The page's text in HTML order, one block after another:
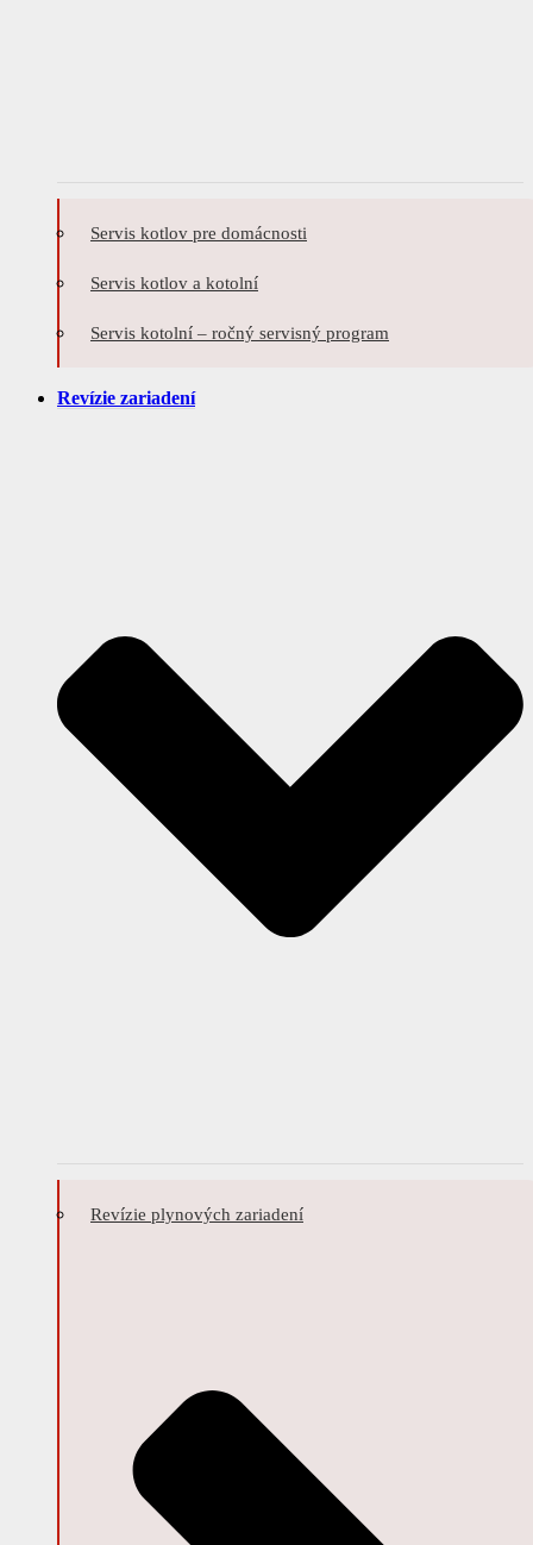
Servis kotlov pre domácnosti
Servis kotlov a kotolní
Servis kotolní – ročný servisný program
Revízie zariadení
Revízie plynových zariadení